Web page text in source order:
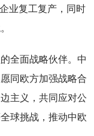
业复工复产，同时
全面战略伙伴。中
同欧方加强战略合
主义，共同应对公
球挑战，推动中欧